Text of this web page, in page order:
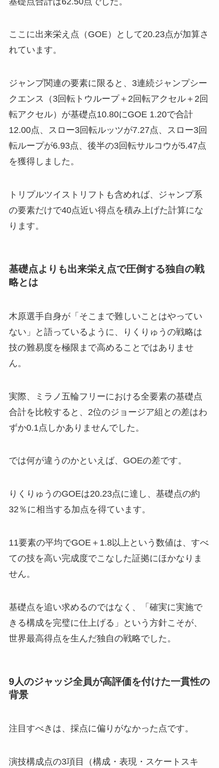
ここに出来栄え点（GOE）として20.23点が加算さ
れています。
ジャンプ関連の要素に限ると、3連続ジャンプシー
クエンス（3回転トウループ＋2回転アクセル＋2回
転アクセル）が基礎点10.80にGOE 1.20で合計
12.00点、スロー3回転ルッツが7.27点、スロー3回
転ループが6.93点、後半の3回転サルコウが5.47点
を獲得しました。
トリプルツイストリフトも含めれば、ジャンプ系
の要素だけで40点近い得点を積み上げた計算にな
ります。
基礎点よりも出来栄え点で圧倒する独自の戦
略とは
木原選手自身が「そこまで難しいことはやってい
ない」と語っているように、りくりゅうの戦略は
技の難易度を極限まで高めることではありませ
ん。
実際、ミラノ五輪フリーにおける全要素の基礎点
合計を比較すると、2位のジョージア組との差はわ
ずか0.1点しかありませんでした。
では何が違うのかといえば、GOEの差です。
りくりゅうのGOEは20.23点に達し、基礎点の約
32％に相当する加点を得ています。
11要素の平均でGOE＋1.8以上という数値は、すべ
ての技を高い完成度でこなした証拠にほかなりま
せん。
基礎点を追い求めるのではなく、「確実に実施で
きる構成を完璧に仕上げる」という方針こそが、
世界最高得点を生んだ独自の戦略でした。
9人のジャッジ全員が高評価を付けた一貫性の
背景
注目すべきは、採点に偏りがなかった点です。
演技構成点の3項目（構成・表現・スケートスキ